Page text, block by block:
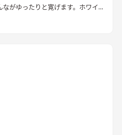
がゆったりと寛げます。ホワイト
なインテリアにまとめました。